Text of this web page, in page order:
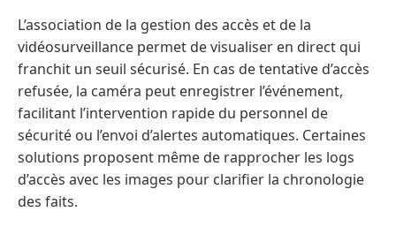
L’association de la gestion des accès et de la
vidéosurveillance permet de visualiser en direct qui
franchit un seuil sécurisé. En cas de tentative d’accès
refusée, la caméra peut enregistrer l’événement,
facilitant l’intervention rapide du personnel de
sécurité ou l’envoi d’alertes automatiques. Certaines
solutions proposent même de rapprocher les logs
d’accès avec les images pour clarifier la chronologie
des faits.